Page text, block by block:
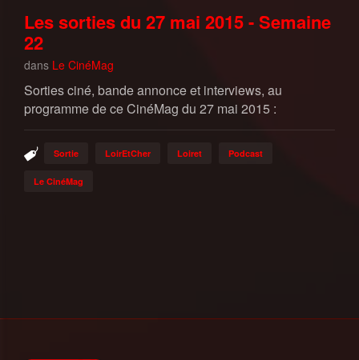
Les sorties du 27 mai 2015 - Semaine
22
dans Le CinéMag
Sorties ciné, bande annonce et interviews, au
programme de ce CinéMag du 27 mai 2015 :
Sortie LoirEtCher Loiret Podcast
Le CinéMag